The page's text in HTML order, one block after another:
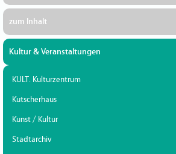
zum Inhalt
Kultur & Veranstaltungen
KULT. Kulturzentrum
Kutscherhaus
Kunst / Kultur
Stadtarchiv